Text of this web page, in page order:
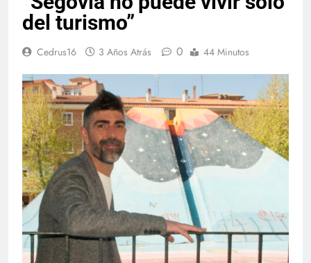
del turismo”
Cedrus16 3 Años Atrás 0 44 Minutos